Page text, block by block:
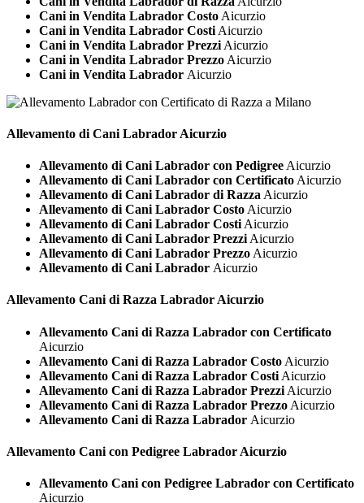
Cani in Vendita Labrador Costo Aicurzio
Cani in Vendita Labrador Costi Aicurzio
Cani in Vendita Labrador Prezzi Aicurzio
Cani in Vendita Labrador Prezzo Aicurzio
Cani in Vendita Labrador Aicurzio
Allevamento di Cani Labrador Aicurzio
Allevamento di Cani Labrador con Pedigree Aicurzio
Allevamento di Cani Labrador con Certificato Aicurzio
Allevamento di Cani Labrador di Razza Aicurzio
Allevamento di Cani Labrador Costo Aicurzio
Allevamento di Cani Labrador Costi Aicurzio
Allevamento di Cani Labrador Prezzi Aicurzio
Allevamento di Cani Labrador Prezzo Aicurzio
Allevamento di Cani Labrador Aicurzio
Allevamento Cani di Razza Labrador Aicurzio
Allevamento Cani di Razza Labrador con Certificato
Aicurzio
Allevamento Cani di Razza Labrador Costo Aicurzio
Allevamento Cani di Razza Labrador Costi Aicurzio
Allevamento Cani di Razza Labrador Prezzi Aicurzio
Allevamento Cani di Razza Labrador Prezzo Aicurzio
Allevamento Cani di Razza Labrador Aicurzio
Allevamento Cani con Pedigree Labrador Aicurzio
Allevamento Cani con Pedigree Labrador con Certificato
Aicurzio